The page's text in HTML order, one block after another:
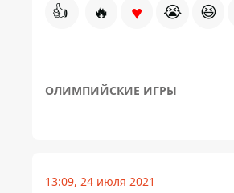
👍 🔥 ♥ 😭 😆
ОЛИМПИЙСКИЕ ИГРЫ
13:09, 24 июля 2021